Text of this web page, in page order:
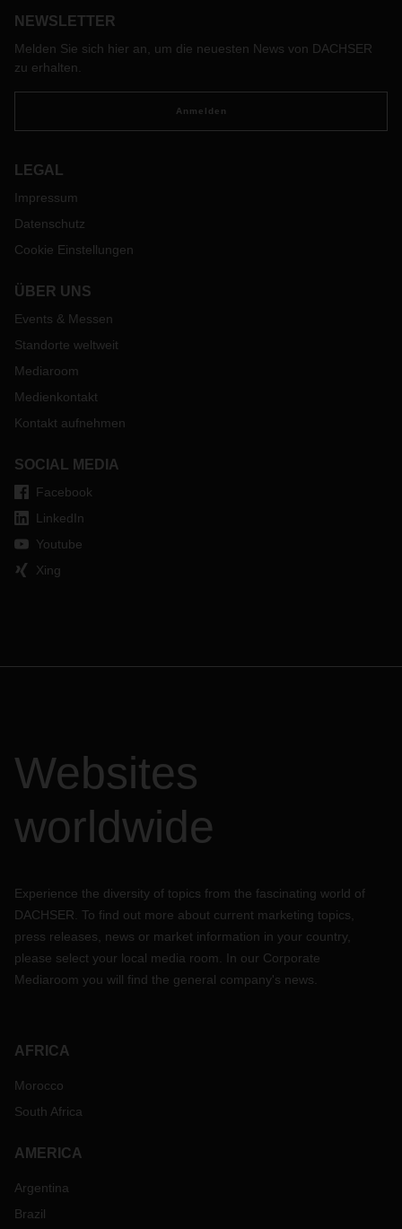
NEWSLETTER
Melden Sie sich hier an, um die neuesten News von DACHSER
zu erhalten.
Anmelden
LEGAL
Impressum
Datenschutz
Cookie Einstellungen
ÜBER UNS
Events & Messen
Standorte weltweit
Mediaroom
Medienkontakt
Kontakt aufnehmen
SOCIAL MEDIA
Facebook
LinkedIn
Youtube
Xing
Websites
worldwide
Experience the diversity of topics from the fascinating world of
DACHSER. To find out more about current marketing topics,
press releases, news or market information in your country,
please select your local media room. In our Corporate
Mediaroom you will find the general company's news.
AFRICA
Morocco
South Africa
AMERICA
Argentina
Brazil